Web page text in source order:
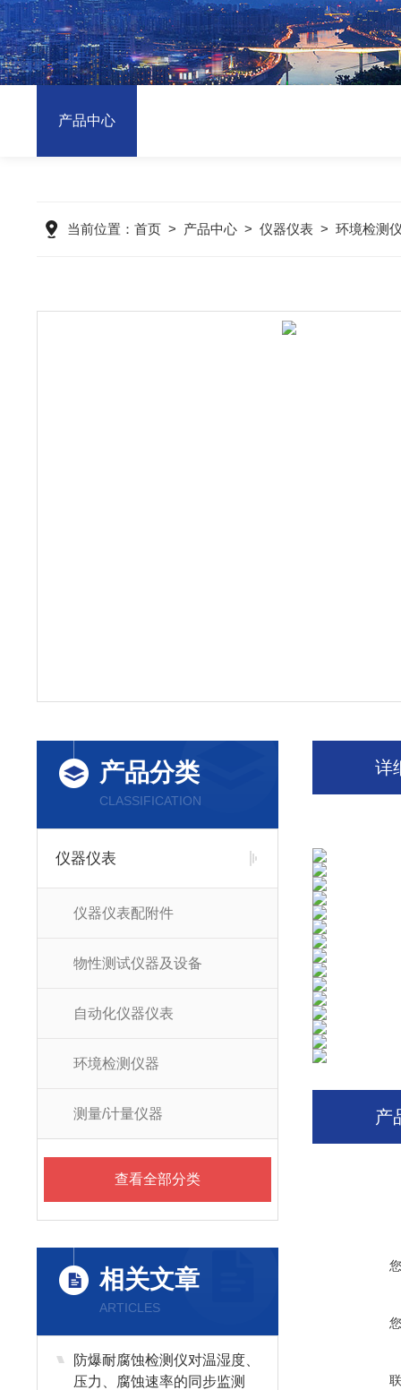
产品中心
当前位置： 首页> 产品中心> 仪器仪表> 环境检测
产品分类
CLASSIFICATION
仪器仪表
仪器仪表配附件
物性测试仪器及设备
自动化仪器仪表
环境检测仪器
测量/计量仪器
查看全部分类
相关文章
ARTICLES
防爆耐腐蚀检测仪对温湿度、
压力、腐蚀速率的同步监测
详
产